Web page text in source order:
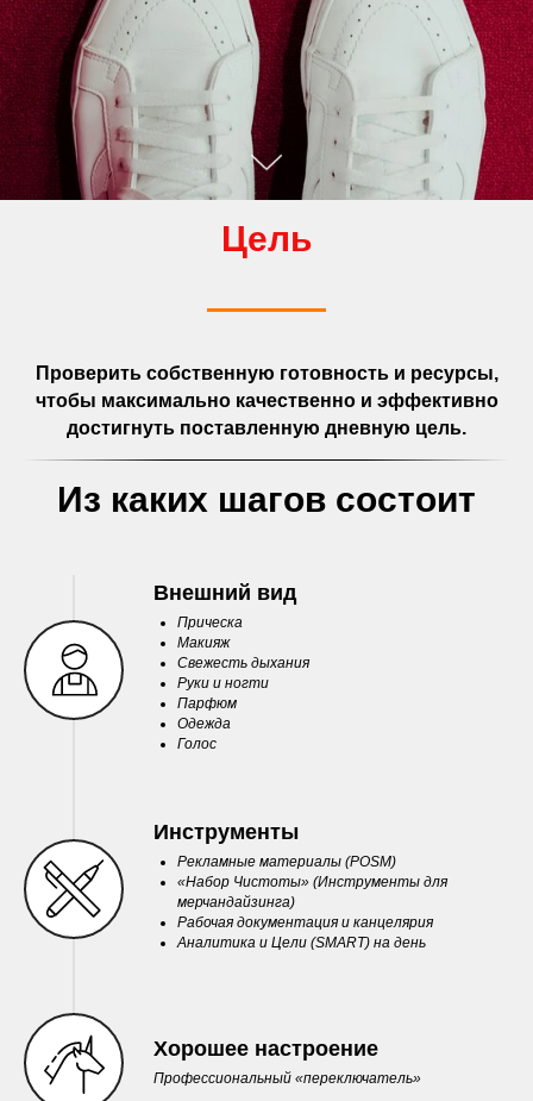
Цель
Проверить собственную готовность и ресурсы,
чтобы максимально качественно и эффективно
достигнуть поставленную дневную цель.
Из каких шагов состоит
Внешний вид
Прическа
Макияж
Свежесть дыхания
Руки и ногти
Парфюм
Одежда
Голос
Инструменты
Рекламные материалы (POSM)
«Набор Чистоты» (Инструменты для
мерчандайзинга)
Рабочая документация и канцелярия
Аналитика и Цели (SMART) на день
Хорошее настроение
Профессиональный «переключатель»